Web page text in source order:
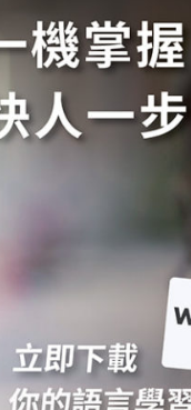
量，讓你能夠
的想法。但
憶，並且試著
韓文單字的記
！
關單字